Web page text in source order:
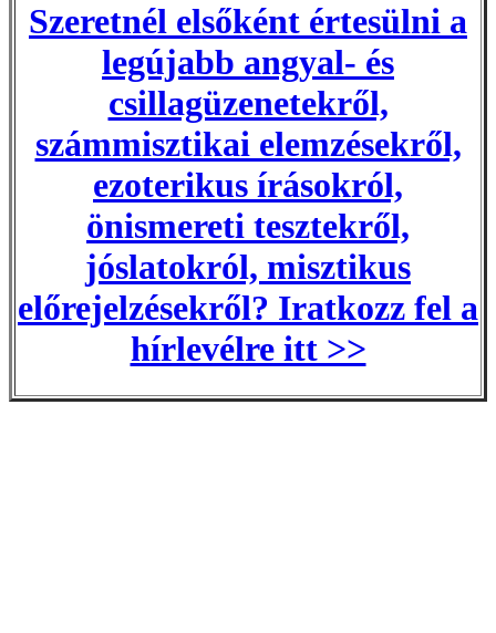
Szeretnél elsőként értesülni a
legújabb angyal- és
csillagüzenetekről,
számmisztikai elemzésekről,
ezoterikus írásokról,
önismereti tesztekről,
jóslatokról, misztikus
előrejelzésekről? Iratkozz fel a
hírlevélre itt >>